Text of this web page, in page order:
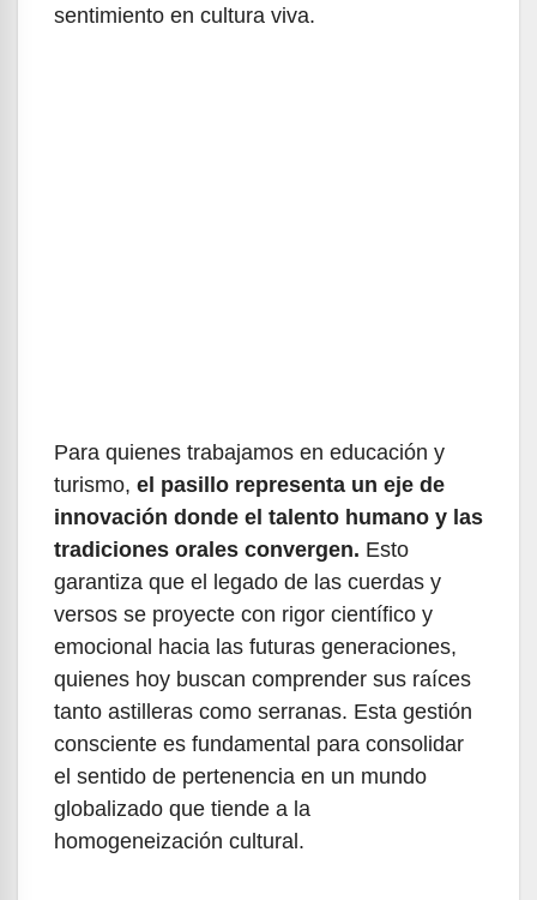
sentimiento en cultura viva.
Para quienes trabajamos en educación y
turismo, el pasillo representa un eje de
innovación donde el talento humano y las
tradiciones orales convergen. Esto
garantiza que el legado de las cuerdas y
versos se proyecte con rigor científico y
emocional hacia las futuras generaciones,
quienes hoy buscan comprender sus raíces
tanto astilleras como serranas. Esta gestión
consciente es fundamental para consolidar
el sentido de pertenencia en un mundo
globalizado que tiende a la
homogeneización cultural.